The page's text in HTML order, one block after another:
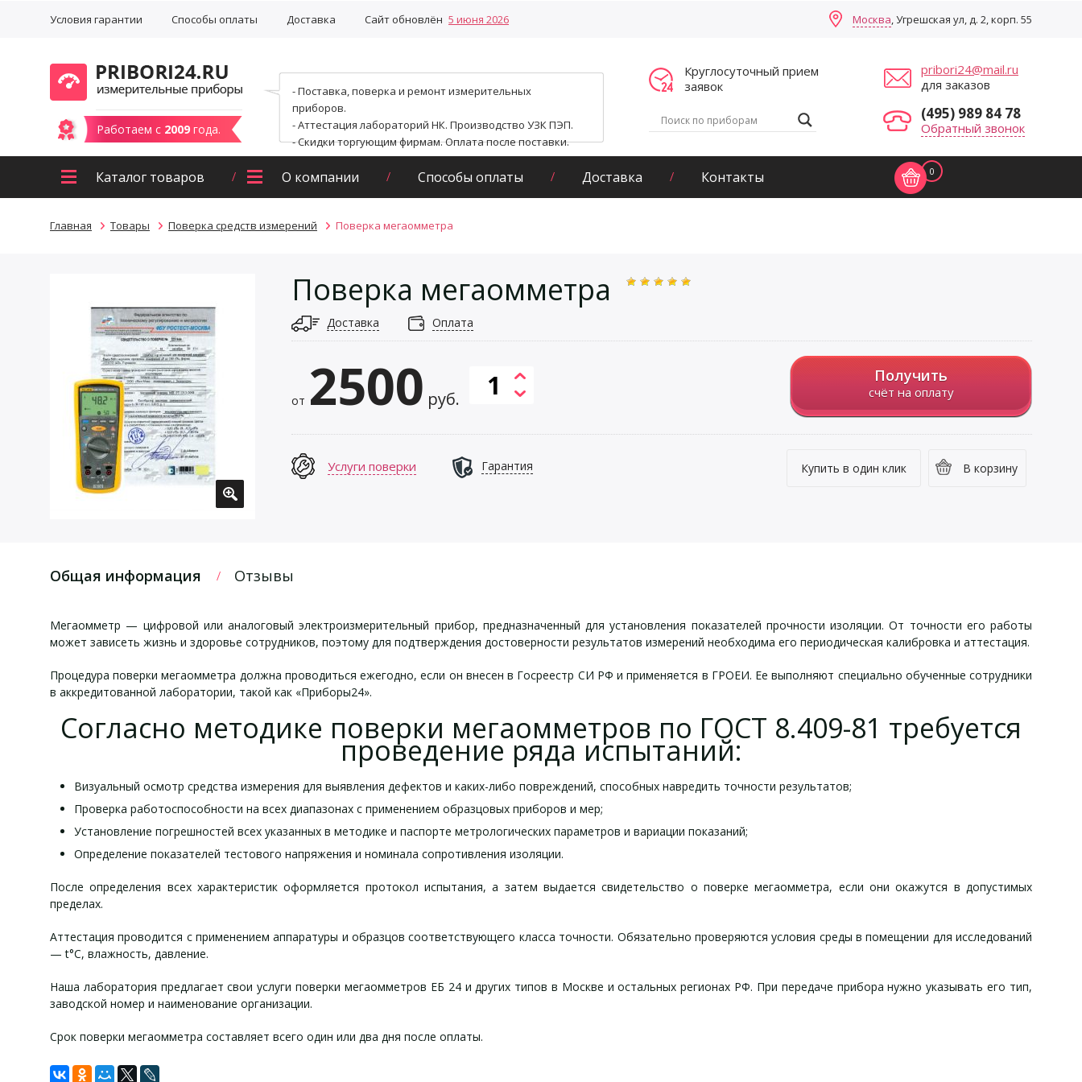
Условия гарантии Способы оплаты Доставка Сайт обновлён 5 июня 2026 Москва, Угрешская ул, д. 2, корп. 55
Работаем с 2009 года.
- Поставка, поверка и ремонт измерительных
приборов.
- Аттестация лабораторий НК. Производство УЗК ПЭП.
- Скидки торгующим фирмам. Оплата после поставки.
Круглосуточный прием
заявок
pribori24@mail.ru
для заказов
(495) 989 84 78
Обратный звонок
Каталог товаров О компании Способы оплаты Доставка Контакты 0
Главная Товары Поверка средств измерений Поверка мегаомметра
Поверка мегаомметра
Доставка Оплата
от 2500 руб.
Получить
счёт на оплату
В корзину
Купить в один клик
Услуги поверки Гарантия
Общая информация Отзывы
Мегаомметр — цифровой или аналоговый электроизмерительный прибор, предназначенный для установления показателей прочности изоляции. От точности его работы
может зависеть жизнь и здоровье сотрудников, поэтому для подтверждения достоверности результатов измерений необходима его периодическая калибровка и аттестация.
Процедура поверки мегаомметра должна проводиться ежегодно, если он внесен в Госреестр СИ РФ и применяется в ГРОЕИ. Ее выполняют специально обученные сотрудники
в аккредитованной лаборатории, такой как «Приборы24».
Согласно методике поверки мегаомметров по ГОСТ 8.409-81 требуется
проведение ряда испытаний:
Визуальный осмотр средства измерения для выявления дефектов и каких-либо повреждений, способных навредить точности результатов;
Проверка работоспособности на всех диапазонах с применением образцовых приборов и мер;
Установление погрешностей всех указанных в методике и паспорте метрологических параметров и вариации показаний;
Определение показателей тестового напряжения и номинала сопротивления изоляции.
После определения всех характеристик оформляется протокол испытания, а затем выдается свидетельство о поверке мегаомметра, если они окажутся в допустимых
пределах.
Аттестация проводится с применением аппаратуры и образцов соответствующего класса точности. Обязательно проверяются условия среды в помещении для исследований
— t°C, влажность, давление.
Наша лаборатория предлагает свои услуги поверки мегаомметров ЕБ 24 и других типов в Москве и остальных регионах РФ. При передаче прибора нужно указывать его тип,
заводской номер и наименование организации.
Срок поверки мегаомметра составляет всего один или два дня после оплаты.